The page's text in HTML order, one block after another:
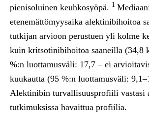
pienisoluinen keuhkosyöpä. 1
etenemättömyysaika alektinibihoitoa
tutkijan arvioon perustuen yli kolme
kuin kritsotinibihoitoa saaneilla (34,8
%:n luottamusväli: 17,7 – ei
kuukautta (95 %:n luottamusväli:
Alektinibin turvallisuusprofiili vastasi
tutkimuksissa havaittua profiilia.